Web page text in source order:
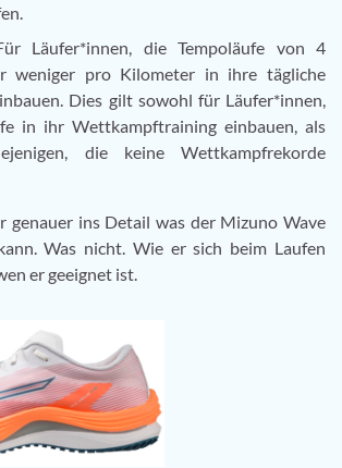
Läufer*innen, die Tempoläufe von 4
weniger pro Kilometer in ihre tägliche
Dies gilt sowohl für Läufer*innen,
in ihr Wettkampftraining einbauen, als
die keine Wettkampfrekorde
genauer ins Detail was der Mizuno Wave
Was nicht. Wie er sich beim Laufen
er geeignet ist.